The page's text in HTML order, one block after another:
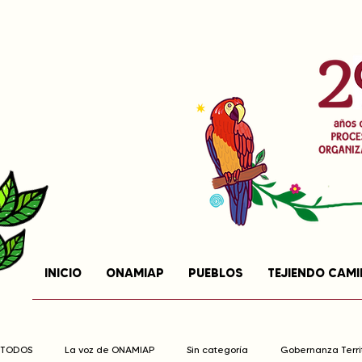
INICIO ONAMIAP PUEBLOS TEJIENDO
TODOS La voz de ONAMIAP Sin categoría Gobernanza